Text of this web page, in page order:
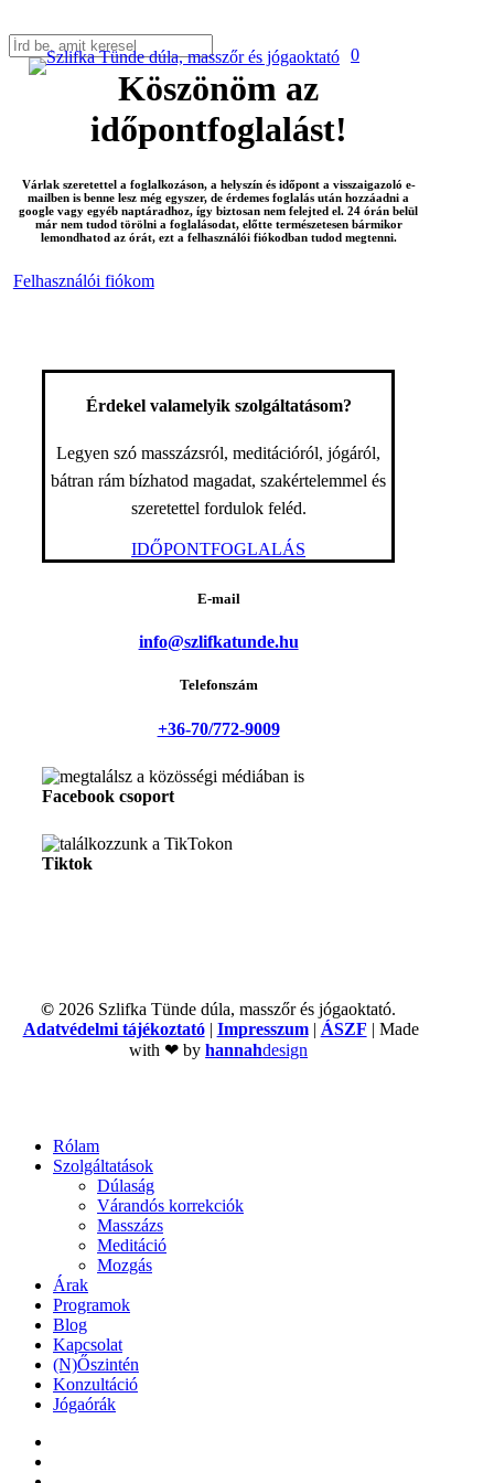
to
main
Close
account
0Menu
Köszönöm az
időpontfoglalást!
Várlak szeretettel a foglalkozáson, a helyszín és időpont a visszaigazoló e-
mailben is benne lesz még egyszer, de érdemes foglalás után hozzáadni a
google vagy egyéb naptáradhoz, így biztosan nem felejted el. 24 órán belül
már nem tudod törölni a foglalásodat, előtte természetesen bármikor
lemondhatod az órát, ezt a felhasználói fiókodban tudod megtenni.
Felhasználói fiókom
Érdekel valamelyik szolgáltatásom?
Legyen szó masszázsról, meditációról, jógáról,
bátran rám bízhatod magadat, szakértelemmel és
szeretettel fordulok feléd.
IDŐPONTFOGLALÁS
E-mail
info@szlifkatunde.hu
Telefonszám
+36-70/772-9009
Facebook csoport
Tiktok
© 2026 Szlifka Tünde dúla, masszőr és jógaoktató.
Adatvédelmi tájékoztató| Impresszum| ÁSZF | Made
with ❤ byhannahdesign
Close
Menu
Rólam
Szolgáltatások
Dúlaság
Várandós korrekciók
Masszázs
Meditáció
Mozgás
Árak
Programok
Blog
Kapcsolat
(N)Őszintén
Konzultáció
Jógaórák